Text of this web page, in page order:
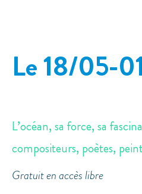
Le 18/05-
L’océan, sa force, sa
compositeurs, poètes,
Gratuit en accès libre